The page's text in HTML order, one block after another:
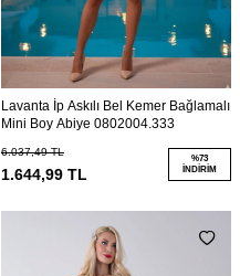
Lavanta İp Askılı Bel Kemer Bağlamalı
Mini Boy Abiye 0802004.333
6.037,49TL
1.644,99 TL
%73
İNDIRIM